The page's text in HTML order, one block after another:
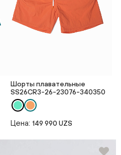
Шорты плавательные
SS26CR3-26-23076-340350
Цена: 149 990 UZS